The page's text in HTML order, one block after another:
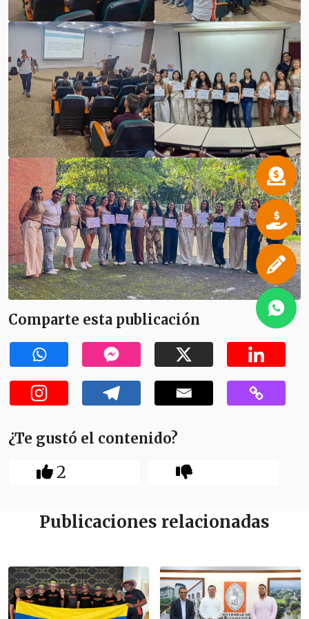
Comparte esta publicación
¿Te gustó el contenido?
2
Publicaciones relacionadas